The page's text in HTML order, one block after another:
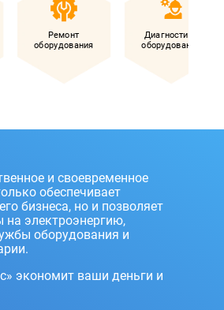
Ремонт
оборудования
Диагностика
оборудования
и своевременное
обеспечивает
бизнеса, но и позволяет
на электроэнергию,
оборудования и
экономит ваши деньги и